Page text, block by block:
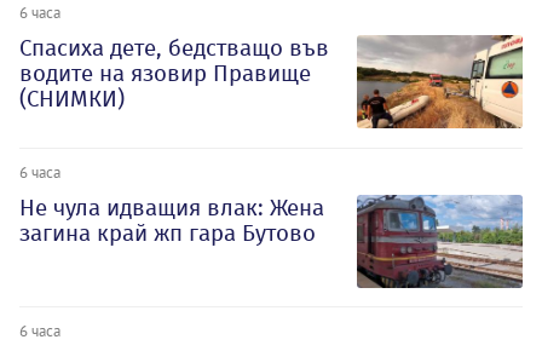
6 часа
Спасиха дете, бедстващо във
водите на язовир Правище
(СНИМКИ)
6 часа
Не чула идващия влак: Жена
загина край жп гара Бутово
6 часа